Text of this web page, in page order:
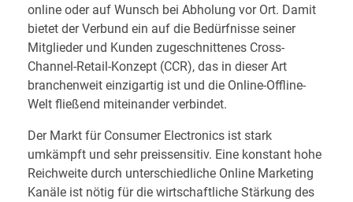
online oder auf Wunsch bei Abholung vor Ort. Damit
bietet der Verbund ein auf die Bedürfnisse seiner
Mitglieder und Kunden zugeschnittenes Cross-
Channel-Retail-Konzept (CCR), das in dieser Art
branchenweit einzigartig ist und die Online-Offline-
Welt fließend miteinander verbindet.
Der Markt für Consumer Electronics ist stark
umkämpft und sehr preissensitiv. Eine konstant hohe
Reichweite durch unterschiedliche Online Marketing
Kanäle ist nötig für die wirtschaftliche Stärkung des